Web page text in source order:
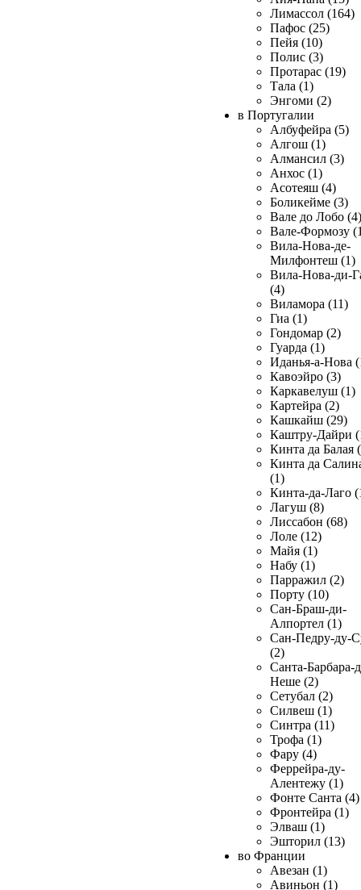
Лимассол (164)
Пафос (25)
Пейя (10)
Полис (3)
Протарас (19)
Тала (1)
Энгоми (2)
в Португалии
Албуфейра (5)
Алгош (1)
Алмансил (3)
Анхос (1)
Асотеяш (4)
Боликейме (3)
Вале до Лобо (4)
Вале-Формозу
Вила-Нова-де-
Милфонтеш (1)
Вила-Нова-ди-
(4)
Виламора (11)
Гиа (1)
Гондомар (2)
Гуарда (1)
Иданья-а-Нова
Кавоэйро (3)
Каркавелуш (1)
Картейра (2)
Кашкайш (29)
Каштру-Дайри
Кинта да Балая
Кинта да
(1)
Кинта-да-Лаго
Лагуш (8)
Лиссабон (68)
Лоле (12)
Майя (1)
Набу (1)
Парражил (2)
Порту (10)
Сан-Браш-ди-
Алпортел (1)
Сан-Педру-ду-
(2)
Санта-Барбара-
Неше (2)
Сетубал (2)
Силвеш (1)
Синтра (11)
Трофа (1)
Фару (4)
Феррейра-ду-
Алентежу (1)
Фонте Санта (4)
Фронтейра (1)
Элваш (1)
Эшторил (13)
во Франции
Авезан (1)
Авиньон (1)